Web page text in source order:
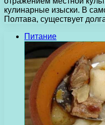
кулинарные изыски. В
Полтава, существует
Питание